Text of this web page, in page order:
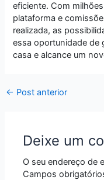
eficiente. Com
plataforma e
realizada, as
essa oportunidade de
casa e alcance um
← Post anterior
Deixe um
O seu endereço de
Campos